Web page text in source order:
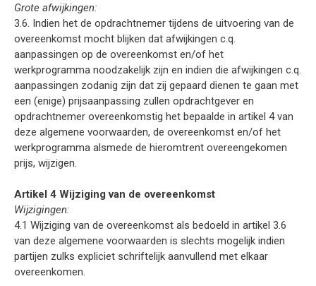
Grote afwijkingen:
3.6. Indien het de opdrachtnemer tijdens de uitvoering van de
overeenkomst mocht blijken dat afwijkingen c.q.
aanpassingen op de overeenkomst en/of het
werkprogramma noodzakelijk zijn en indien die afwijkingen c.q.
aanpassingen zodanig zijn dat zij gepaard dienen te gaan met
een (enige) prijsaanpassing zullen opdrachtgever en
opdrachtnemer overeenkomstig het bepaalde in artikel 4 van
deze algemene voorwaarden, de overeenkomst en/of het
werkprogramma alsmede de hieromtrent overeengekomen
prijs, wijzigen.
Artikel 4 Wijziging van de overeenkomst
Wijzigingen:
4.1 Wijziging van de overeenkomst als bedoeld in artikel 3.6
van deze algemene voorwaarden is slechts mogelijk indien
partijen zulks expliciet schriftelijk aanvullend met elkaar
overeenkomen.